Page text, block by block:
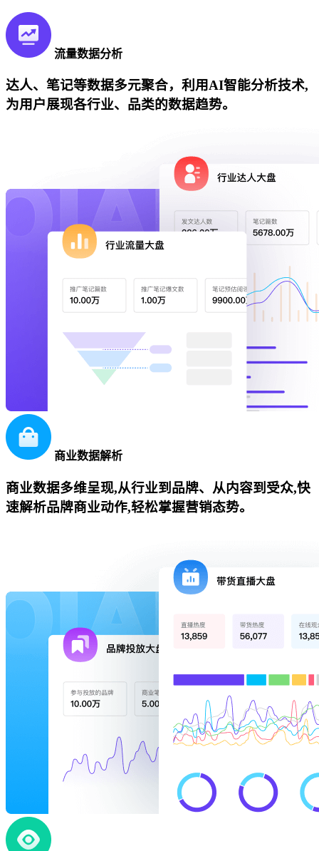
流量数据分析
达人、笔记等数据多元聚合，利用AI智能分析技术,
为用户展现各行业、品类的数据趋势。
商业数据解析
商业数据多维呈现,从行业到品牌、从内容到受众,快
速解析品牌商业动作,轻松掌握营销态势。